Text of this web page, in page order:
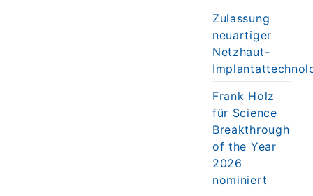
Zulassung
neuartiger
Netzhaut-
Frank Holz
für Science
Breakthrough
of the Year
2026
nominiert